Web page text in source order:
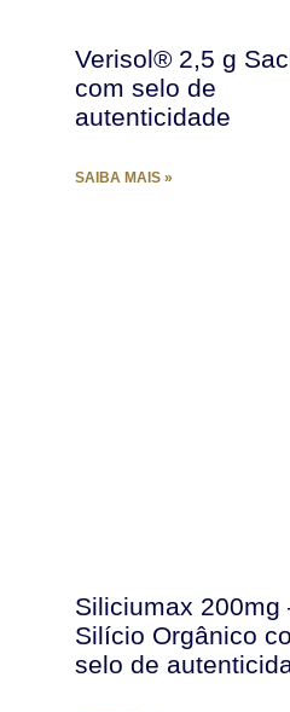
Verisol® 2,5 g
com selo de
autenticidade
SAIBA MAIS »
Siliciumax
Silício Orgânico
selo de